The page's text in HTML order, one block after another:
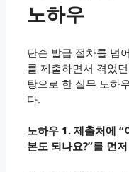
노하우
단순 발급 절차를 넘
를 제출하면서 겪었
탕으로 한 실무 노하
다.
노하우 1. 제출처에 “
본도 되나요?”를 먼